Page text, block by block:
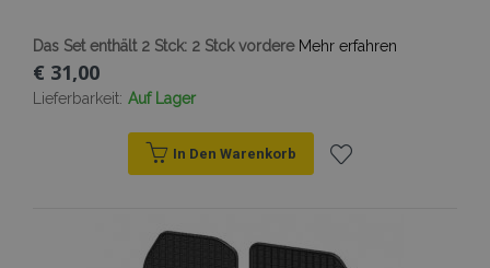
Das Set enthält 2 Stck: 2 Stck vordere Mehr erfahren
€ 31,00
Lieferbarkeit: Auf Lager
In Den Warenkorb